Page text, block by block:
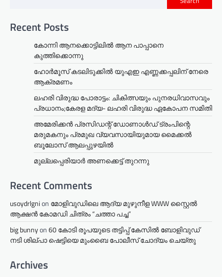
Recent Posts
കോന്നി ആനക്കൊട്ടിലിൽ ആന പാപ്പാനെ
കുത്തിക്കൊന്നു
ഹോർമൂസ് കടലിടുക്കിൽ യുഎഇ എണ്ണക്കപ്പലിന് നേരെ
ആക്രമണം
ലഹരി വിരുദ്ധ പോരാട്ടം: ചികിത്സയും പുനരധിവാസവും
പ്രധാനം;കേരള മദ്യ- ലഹരി വിരുദ്ധ ഏകോപന സമിതി
അമേരിക്കൻ പ്രസിഡന്റ് ഡോണാൾഡ് ട്രംപിന്റെ
മരുമകനും പ്രമുഖ വ്യവസായിയുമായ മൈക്കൽ
ബൂലോസ് ആലപ്പുഴയിൽ
മുല്ലപ്പെരിയാര്‍ അണക്കെട്ട് തുറന്നു
Recent Comments
usoydrlgnion മോളിവുഡിലെ ആദ്യ മുഴുനീള WWW സ്റ്റൈൽ
ആക്ഷൻ കോമഡി ചിത്രം “ചത്താ പച്ച”
big bunnyon60 കോടി രൂപയുടെ തട്ടിപ്പ് കേസിൽ ബോളിവുഡ്
നടി ശില്പാ ഷെട്ടിയെ മുംബൈ പോലീസ് ചോദ്യം ചെയ്തു
Archives